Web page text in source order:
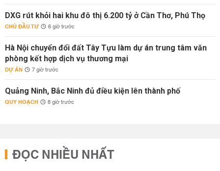
DXG rút khỏi hai khu đô thị 6.200 tỷ ở Cần Thơ, Phú Thọ
CHỦ ĐẦU TƯ 6 giờ trước
Hà Nội chuyển đổi đất Tây Tựu làm dự án trung tâm văn
phòng kết hợp dịch vụ thương mại
DỰ ÁN 7 giờ trước
Quảng Ninh, Bắc Ninh đủ điều kiện lên thành phố
QUY HOẠCH 8 giờ trước
ĐỌC NHIỀU NHẤT